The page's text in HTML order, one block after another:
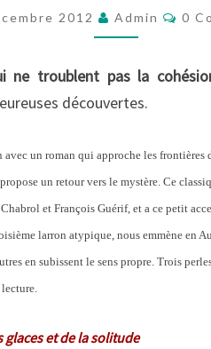
LA
SOLITUDE
QUITTER
2012 Admin 0
ne troublent pas la
découvertes.
un roman qui approche les frontières
un retour vers le mystère. Ce
et François Guérif, et a ce petit
larron atypique, nous emmène en
en subissent le sens propre. Trois
glaces et de la solitude